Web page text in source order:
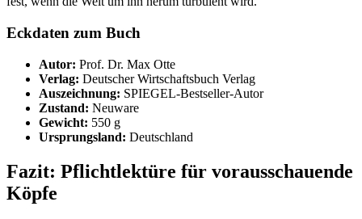
Eckdaten zum Buch
Autor: Prof. Dr. Max Otte
Verlag: Deutscher Wirtschaftsbuch Verlag
Auszeichnung: SPIEGEL-Bestseller-Autor
Zustand: Neuware
Gewicht: 550 g
Ursprungsland: Deutschland
Fazit: Pflichtlektüre für vorausschauende
Köpfe